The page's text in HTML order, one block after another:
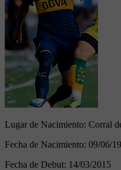
Lugar de Nacimiento: Corral
Fecha de Nacimiento: 09/06/
Fecha de Debut: 14/03/2015